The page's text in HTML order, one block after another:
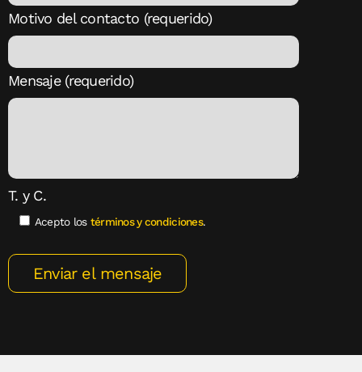
Motivo del contacto (requerido)
Mensaje (requerido)
T. y C.
Acepto los términos y condiciones.